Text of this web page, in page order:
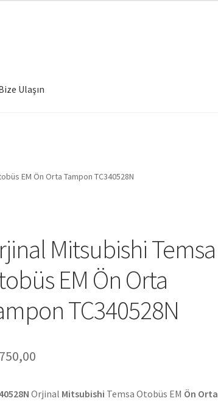
Ulaşın
EM Ön Orta Tampon TC340528N
Mitsubishi Temsa
EM Ön Orta
TC340528N
Orjinal Mitsubishi Temsa Otobüs EM Ön Orta